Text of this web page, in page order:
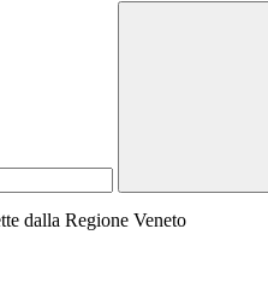
dalla Regione Veneto